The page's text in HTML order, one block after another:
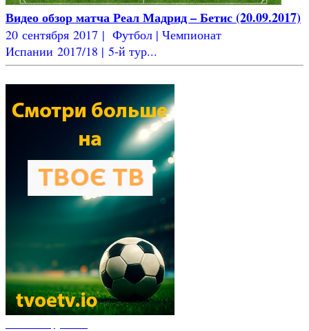
Видео обзор матча Реал Мадрид – Бетис (20.09.2017)
20 сентября 2017 | Футбол | Чемпионат
Испании 2017/18 | 5-й тур...